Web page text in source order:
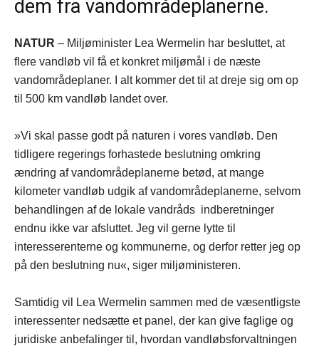
dem fra vandområdeplanerne.
NATUR – Miljøminister Lea Wermelin har besluttet, at
flere vandløb vil få et konkret miljømål i de næste
vandområdeplaner. I alt kommer det til at dreje sig om op
til 500 km vandløb landet over.
»Vi skal passe godt på naturen i vores vandløb. Den
tidligere regerings forhastede beslutning omkring
ændring af vandområdeplanerne betød, at mange
kilometer vandløb udgik af vandområdeplanerne, selvom
behandlingen af de lokale vandråds indberetninger
endnu ikke var afsluttet. Jeg vil gerne lytte til
interesserenterne og kommunerne, og derfor retter jeg op
på den beslutning nu«, siger miljøministeren.
Samtidig vil Lea Wermelin sammen med de væsentligste
interessenter nedsætte et panel, der kan give faglige og
juridiske anbefalinger til, hvordan vandløbsforvaltningen